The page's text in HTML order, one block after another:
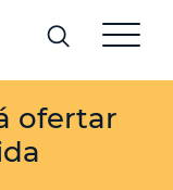
ofertar